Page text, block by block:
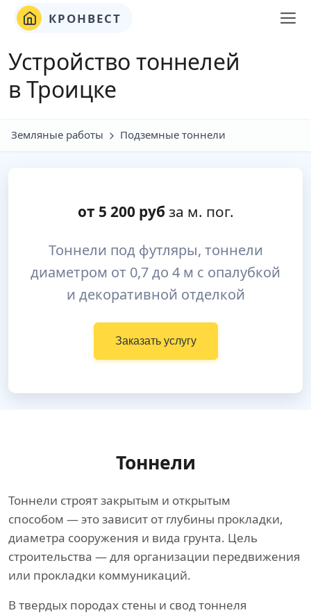
КРОНВЕСТ
Устройство тоннелей
в Троицке
Земляные работы Подземные тоннели
от 5 200руб за м. пог.
Тоннели под футляры, тоннели
диаметром от 0,7 до 4 м с опалубкой
и декоративной отделкой
Заказать услугу
Тоннели
Тоннели строят закрытым и открытым
способом — это зависит от глубины прокладки,
диаметра сооружения и вида грунта. Цель
строительства — для организации передвижения
или прокладки коммуникаций.
В твердых породах стены и свод тоннеля